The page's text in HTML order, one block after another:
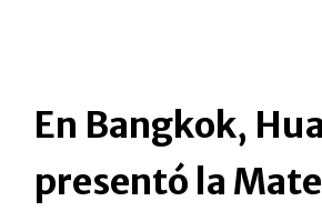
En Bangkok,
presentó la